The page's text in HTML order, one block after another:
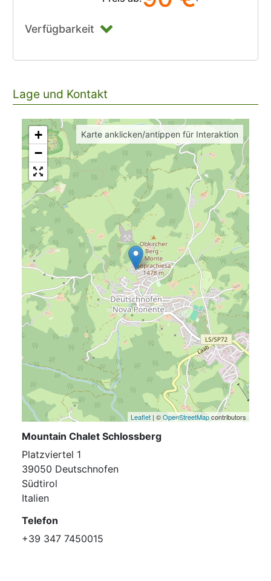
Verfügbarkeit
Lage und Kontakt
+
−
Leaflet | ©OpenStreetMapcontributors
Karte anklicken/antippen für Interaktion
Mountain Chalet Schlossberg
Platzviertel 1
39050 Deutschnofen
Südtirol
Italien
Telefon
+39 347 7450015